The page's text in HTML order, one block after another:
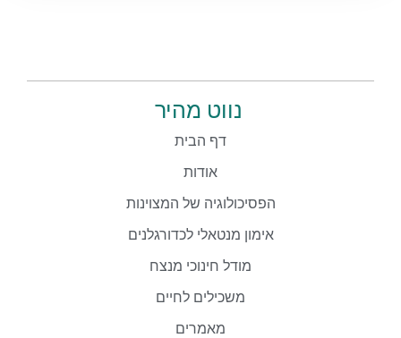
נווט מהיר
דף הבית
אודות
הפסיכולוגיה של המצוינות
אימון מנטאלי לכדורגלנים
מודל חינוכי מנצח
משכילים לחיים
מאמרים